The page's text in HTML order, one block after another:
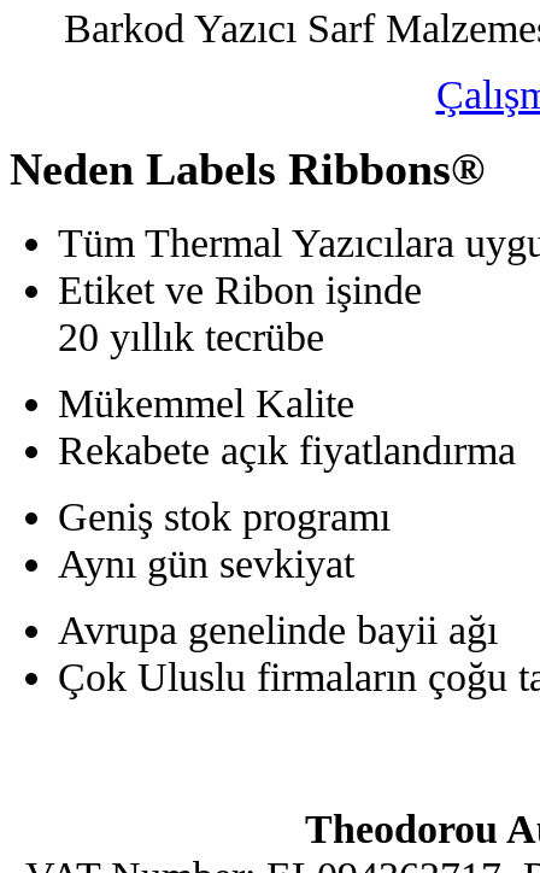
Barkod Yazıcı Sarf
Neden Labels Ribbons®
Tüm Thermal Yazıcılara
Etiket ve Ribon işinde
20 yıllık tecrübe
Mükemmel Kalite
Rekabete açık fiyatlandırma
Geniş stok programı
Aynı gün sevkiyat
Avrupa genelinde bayii ağı
Çok Uluslu firmaların çoğu
Theodorou